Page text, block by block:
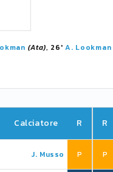
(Ata), 26'A. Lookman
Calciatore R
J. Musso P
R
P